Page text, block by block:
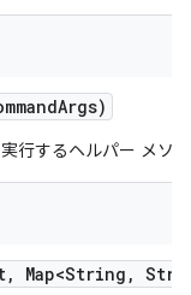
Args)
行するヘルパー メソ
, Map<String ,